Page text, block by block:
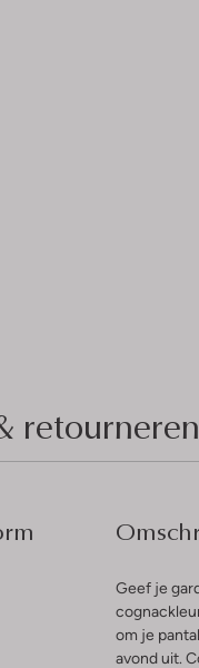
retourneren
Geef je
om je
avond uit.